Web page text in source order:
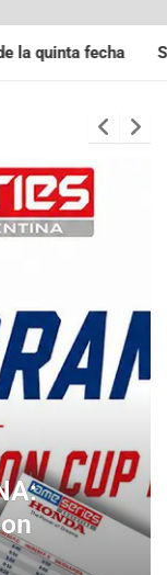
Se cumplió con